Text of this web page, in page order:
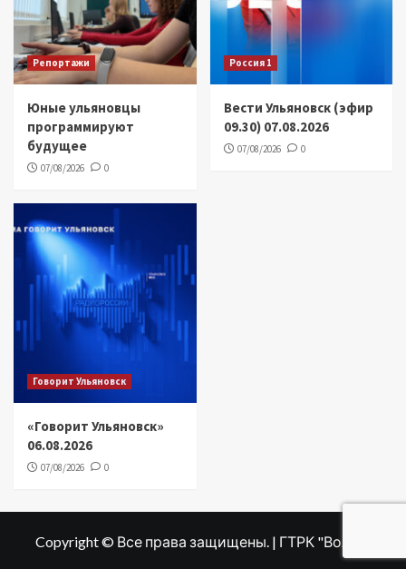
Репортажи
Юные ульяновцы
программируют
будущее
07/08/2026 0
Россия 1
Вести Ульяновск (эфир
09.30) 07.08.2026
07/08/2026 0
Говорит Ульяновск
«Говорит Ульяновск»
06.08.2026
07/08/2026 0
Copyright © Все права защищены. | ГТРК "Волга"